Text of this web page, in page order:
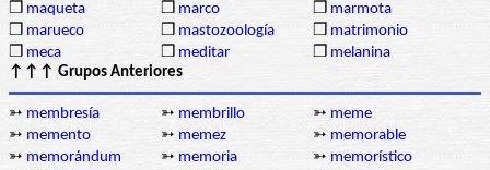
❒ maqueta ❒ marco ❒ marmota
❒ marueco ❒ mastozoología ❒ matrimonio
❒ meca ❒ meditar ❒ melanina
↑↑↑ Grupos Anteriores
➳ membresía ➳ membrillo ➳ meme
➳ memento ➳ memez ➳ memorable
➳ memorándum ➳ memoria ➳ memorístico